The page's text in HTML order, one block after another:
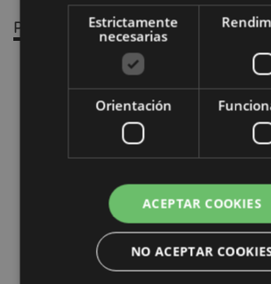
Productos Relacionados
Reloj Digital de Silicona Oso
Baraja
Estrictamente
necesarias
Orientación
ACEPTAR COOKIES
NO ACEPTAR